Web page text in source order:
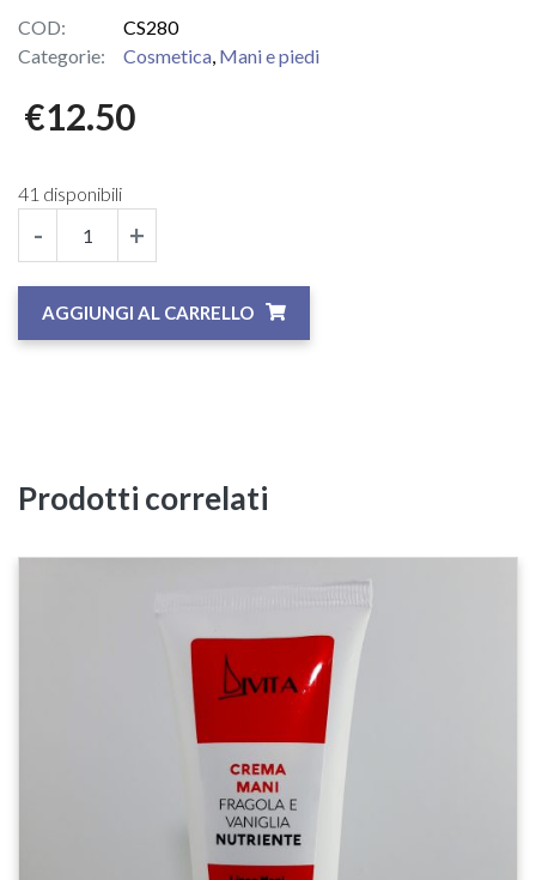
COD:
CS280
Categorie:
Cosmetica Mani e piedi
€12.50
41 disponibili
- +
AGGIUNGI AL CARRELLO
Prodotti correlati